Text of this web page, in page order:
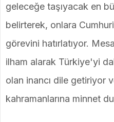
geleceğe taşıyacak en
belirterek, onlara
görevini hatırlatıyor.
ilham alarak Türkiye'yi
olan inancı dile getiriyor
kahramanlarına minnet